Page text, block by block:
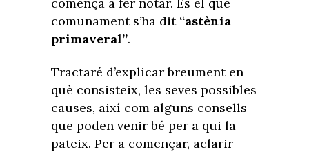
comunament s’ha dit “astènia
primaveral”.
Tractaré d’explicar breument en
què consisteix, les seves possibles
causes, així com alguns consells
que poden venir bé per a qui la
pateix. Per a començar, aclarir